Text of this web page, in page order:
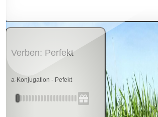
Verben: Perfekt
a-Konjugation - Pefekt